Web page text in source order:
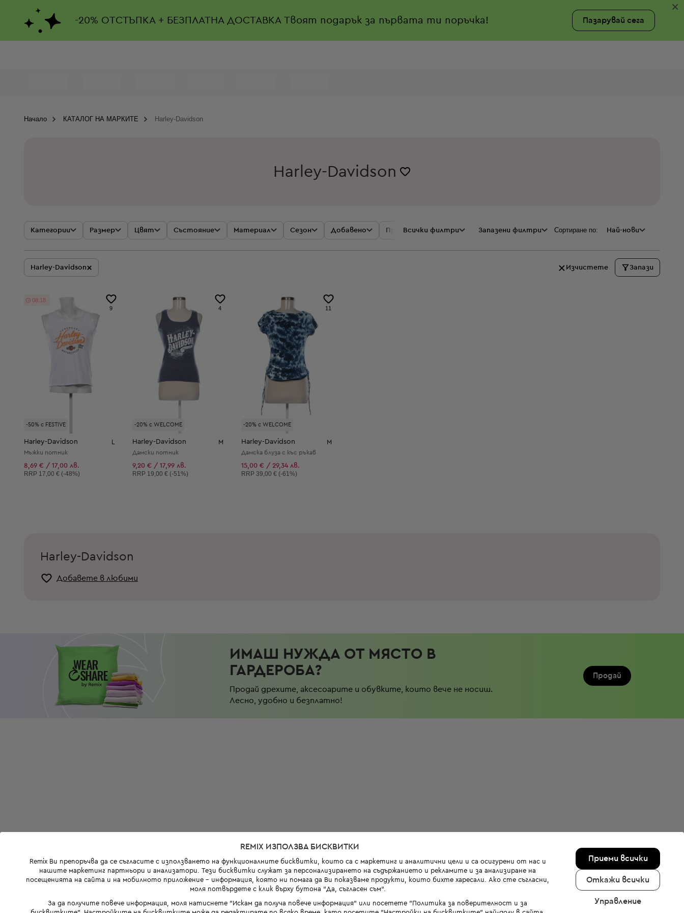
-20% ОТСТЪПКА + БЕЗПЛАТНА ДОСТАВКАТвоят подарък за първата ти поръчка! Пазарувай сега
×
Начало КАТАЛОГ НА МАРКИТЕ Harley-Davidson
Harley-Davidson
Категории Размер Цвят Състояние Материал Сезон Добавено Промоции Цена
Всички филтри Запазени филтри Сортиране по: Най-нови
Harley-Davidson× Изчистете Запази
-50% с FESTIVE
9
08:18
Harley-Davidson
Мъжки потник
8,69 € / 17,00 лв.
Препоръчителна цена:
RRP 17,00 € (-48%)
-20% с WELCOME
4
Harley-Davidson M
Дамски потник
9,20 € / 17,99 лв.
Препоръчителна цена:
RRP 19,00 € (-51%)
-20% с WELCOME
11
Harley-Davidson M
Дамска блуза с къс ръкав
15,00 € / 29,34 лв.
Препоръчителна цена:
RRP 39,00 € (-61%)
Harley-Davidson
Добавете в любими
ИМАШ НУЖДА ОТ МЯСТО В
ГАРДЕРОБА?
Продай дрехите, аксесоарите и обувките, които вече не носиш.
Лесно, удобно и безплатно!
Продай
REMIX ИЗПОЛЗВА БИСКВИТКИ
Remix Ви препоръчва да се съгласите с използването на функционалните бисквитки, които са с маркетинг и аналитични цели и са осигурени от нас и
нашите маркетинг партньори и анализатори. Тези бисквитки служат за персонализирането на съдържанието и рекламите и за анализиране на
посещенията на сайта и на мобилното приложение - информация, която ни помага да Ви показваме продукти, които бихте харесали. Ако сте съгласни,
моля потвърдете с клик върху бутона “Да, съгласен съм“.
За да получите повече информация, моля натиснете "Искам да получа повече информация" или посетете "Политика за поверителност и за
Приеми всички
Откажи всички
Управление